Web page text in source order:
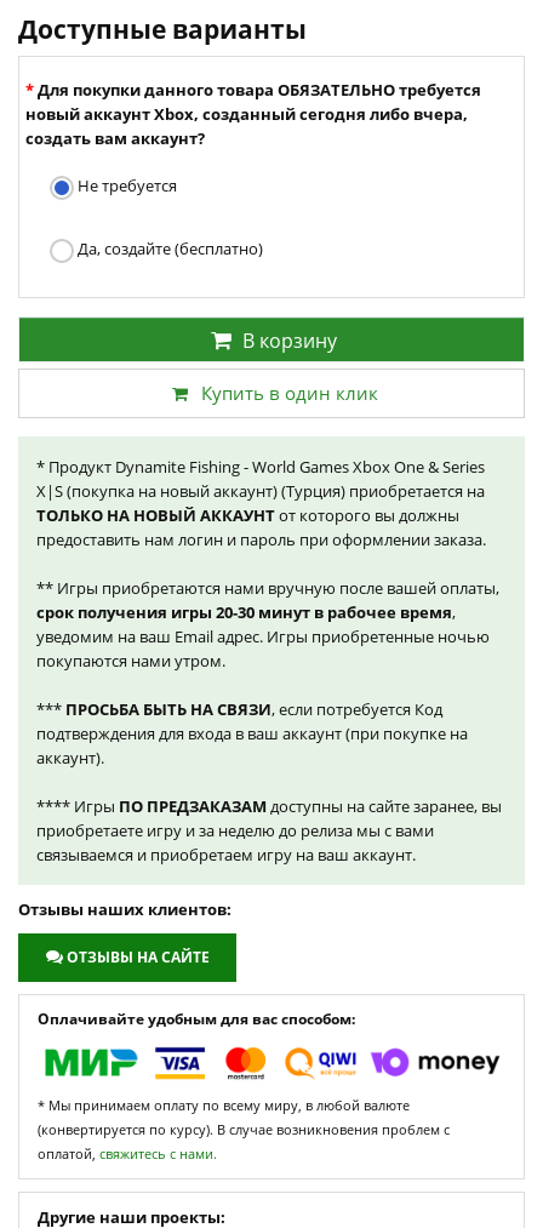
Доступные варианты
Для покупки данного товара ОБЯЗАТЕЛЬНО требуется
новый аккаунт Xbox, созданный сегодня либо вчера,
создать вам аккаунт?
Не требуется
Да, создайте (бесплатно)
В корзину
Купить в один клик
* Продукт Dynamite Fishing - World Games Xbox One & Series
X|S (покупка на новый аккаунт) (Турция) приобретается на
ТОЛЬКО НА НОВЫЙ АККАУНТот которого вы должны
предоставить нам логин и пароль при оформлении заказа.
** Игры приобретаются нами вручную после вашей оплаты,
срок получения игры 20-30 минут в рабочее время,
уведомим на ваш Email адрес. Игры приобретенные ночью
покупаются нами утром.
*** ПРОСЬБА БЫТЬ НА СВЯЗИ, если потребуется Код
подтверждения для входа в ваш аккаунт (при покупке на
аккаунт).
**** Игры ПО ПРЕДЗАКАЗАМ доступны на сайте заранее, вы
приобретаете игру и за неделю до релиза мы с вами
связываемся и приобретаем игру на ваш аккаунт.
Отзывы наших клиентов:
ОТЗЫВЫ НА САЙТЕ
Оплачивайте удобным для вас способом:
* Мы принимаем оплату по всему миру, в любой валюте
(конвертируется по курсу). В случае возникновения проблем с
оплатой, свяжитесь с нами.
Другие наши проекты: